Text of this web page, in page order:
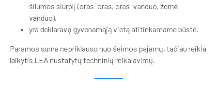
šilumos siurblį (oras–oras, oras–vanduo, žemė–
vanduo),
yra deklaravę gyvenamąją vietą atitinkamame būste.
Paramos suma nepriklauso nuo šeimos pajamų, tačiau reikia
laikytis LEA nustatytų techninių reikalavimų.